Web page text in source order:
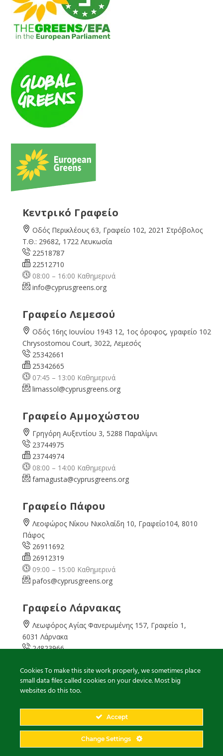
Κεντρικό Γραφείο
Οδός Περικλέους 63, Γραφείο 102, 2021 Στρόβολος
Τ.Θ.: 29682, 1722 Λευκωσία
22518787
22512710
08:00 – 16:00 Καθημερινά
info@cyprusgreens.org
Γραφείο Λεμεσού
Οδός 16ης Ιουνίου 1943 12, 1ος όροφος, γραφείο 102
Chrysostomou Court, 3022, Λεμεσός
25342661
25342665
07:45 – 13:00 Καθημερινά
limassol@cyprusgreens.org
Γραφείο Αμμοχώστου
Γρηγόρη Αυξεντίου 3, 5288 Παραλίμνι
23744975
23744974
08:00 – 14:00 Καθημερινά
famagusta@cyprusgreens.org
Γραφείο Πάφου
Λεοφώρος Νίκου Νικολαίδη 10, Γραφείο104, 8010
Πάφος
26911692
26912319
09:00 – 15:00 Καθημερινά
pafos@cyprusgreens.org
Γραφείο Λάρνακας
Λεωφόρος Αγίας Φανερωμένης 157, Γραφείο 1,
6031 Λάρνακα
24823966
08:00 – 16:00 Καθημερινά
larnaka@cyprusgreens.org
2026© Ολα τα δικαιώματα διατηρούνται
Cookies To make this site work properly, we sometimes place
small data files called cookies on your device. Most big
websites do this too.
Accept
Change Settings